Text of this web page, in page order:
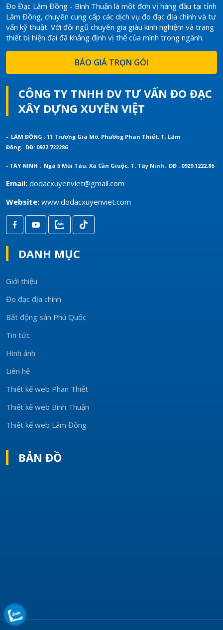
Đo Đạc Lâm Đồng - Bình Thuận là một đơn vị hàng đầu tại tỉnh
Lâm Đồng, chuyên cung cấp các dịch vụ đo đạc địa chính và tư
vấn kỹ thuật. Với đội ngũ chuyên gia giàu kinh nghiệm và trang
thiết bị hiện đại đã khẳng định vị thế của mình trong ngành.
BÁO GIÁ TRỌN GÓI
CÔNG TY TNHH DV TƯ VẤN ĐO ĐẠC
XÂY DỰNG XUYÊN VIỆT
- LÂM ĐỒNG : 11 Trương Gia Mô, Phường Phan Thiết, T. Lâm
Đồng. DĐ: 0922.722286
- TÂY NINH : Ngã 5 Mũi Tàu, Xã Cần Giuộc, T. Tây Ninh. DĐ : 0929.1222.86
Email: dodacxuyenviet@gmail.com
Website: www.dodacxuyenviet.com
DANH MỤC
Giới thiệu
Đo đạc địa chính
Bất động sản Phú Quốc
Tin tức
Hình ảnh
Liên hệ
Thiết kế web Phan Thiết
Thiết kế web Bình Thuận
Thiết kế web Lâm Đồng
BẢN ĐỒ